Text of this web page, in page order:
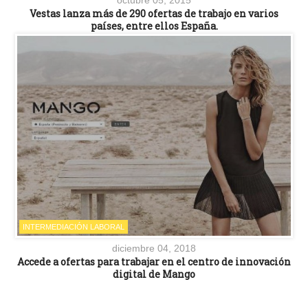
Vestas lanza más de 290 ofertas de trabajo en varios
países, entre ellos España.
INTERMEDIACIÓN LABORAL
diciembre 04, 2018
Accede a ofertas para trabajar en el centro de innovación
digital de Mango